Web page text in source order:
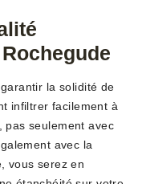
la solidité de
infiltrer facilement à
pas seulement avec
avec la
vous serez en